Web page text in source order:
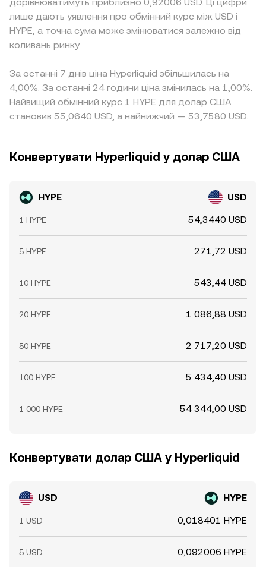
лише дають уявлення про обмінний курс між USD і
HYPE, а точна сума може змінюватися залежно від
коливань ринку.
За останні 7 днів ціна Hyperliquid збільшилась на
4,00%. За останні 24 години ціна змінилась на 1,00%.
Найвищий обмінний курс 1 HYPE для долар США
становив 55,0640 USD, а найнижчий — 53,7580 USD.
Конвертувати Hyperliquid у долар США
HYPE USD
1 HYPE 54,3440 USD
5 HYPE 271,72 USD
10 HYPE 543,44 USD
20 HYPE 1 086,88 USD
50 HYPE 2 717,20 USD
100 HYPE 5 434,40 USD
1 000 HYPE 54 344,00 USD
Конвертувати долар США у Hyperliquid
USD HYPE
1 USD 0,018401 HYPE
5 USD 0,092006 HYPE